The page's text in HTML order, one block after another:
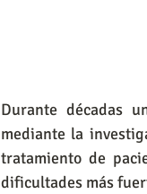
Durante décadas
mediante la
tratamiento de
dificultades más